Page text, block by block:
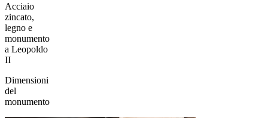
Acciaio
zincato,
legno e
monumento
a Leopoldo
II
Dimensioni
del
monumento